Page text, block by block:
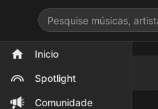
Inicio
Spotlight
Comunidade